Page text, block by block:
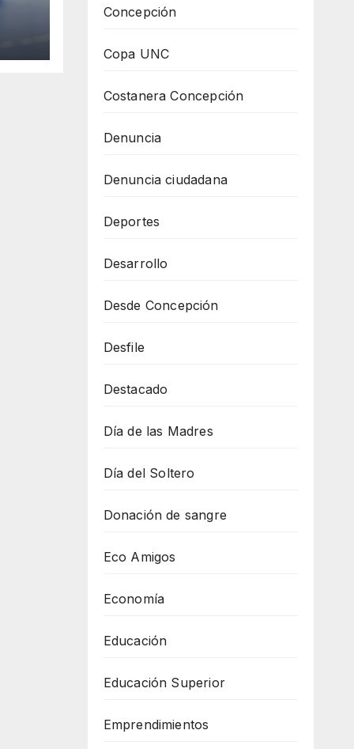
Concepción
Copa UNC
Costanera Concepción
Denuncia
Denuncia ciudadana
Deportes
Desarrollo
Desde Concepción
Desfile
Destacado
Día de las Madres
Día del Soltero
Donación de sangre
Eco Amigos
Economía
Educación
Educación Superior
Emprendimientos